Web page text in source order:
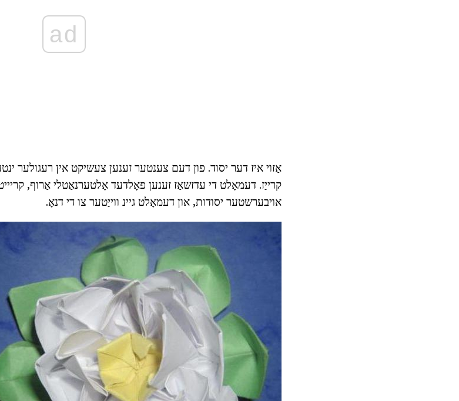
ad
אַזוי איז דער יסוד. פון דעם צענטער זענען צעשיקט אין רעגולער
קרייַז. דעמאָלט די עדזשאַז זענען פאָלדעד אָלטערנאַטלי אַרוף,
אויבערשטער יסודות, און דעמאָלט גיינ ווייַטער צו די דנאָ.